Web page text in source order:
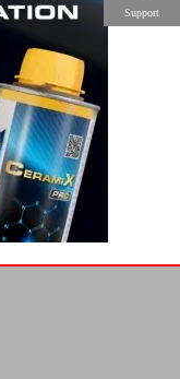
Support